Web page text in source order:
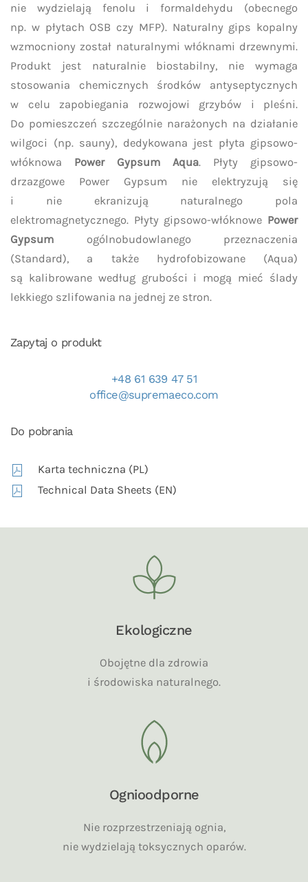
nie wydzielają fenolu i formaldehydu (obecnego
np. w płytach OSB czy MFP). Naturalny gips kopalny
wzmocniony został naturalnymi włóknami drzewnymi.
Produkt jest naturalnie biostabilny, nie wymaga
stosowania chemicznych środków antyseptycznych
w celu zapobiegania rozwojowi grzybów i pleśni.
Do pomieszczeń szczególnie narażonych na działanie
wilgoci (np. sauny), dedykowana jest płyta gipsowo-
włóknowa Power Gypsum Aqua. Płyty gipsowo-
drzazgowe Power Gypsum nie elektryzują się
i nie ekranizują naturalnego pola
elektromagnetycznego. Płyty gipsowo-włóknowe Power
Gypsum ogólnobudowlanego przeznaczenia
(Standard), a także hydrofobizowane (Aqua)
są kalibrowane według grubości i mogą mieć ślady
lekkiego szlifowania na jednej ze stron.
Zapytaj o produkt
+48 61 639 47 51
office@supremaeco.com
Do pobrania
Karta techniczna (PL)
Technical Data Sheets (EN)
Ekologiczne
Obojętne dla zdrowia
i środowiska naturalnego.
Ognioodporne
Nie rozprzestrzeniają ognia,
nie wydzielają toksycznych oparów.